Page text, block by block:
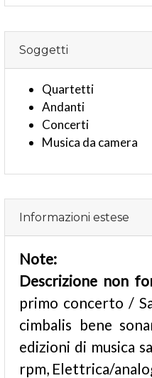
Soggetti
Quartetti
Andanti
Concerti
Musica da camera
Informazioni estese
Note:
Descrizione non
primo concerto /
cimbalis bene
edizioni di musica
rpm, Elettrica/